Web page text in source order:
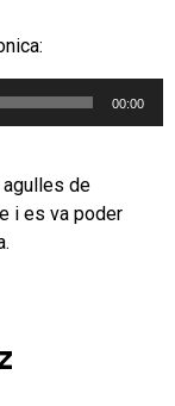
00:00
de
i es va poder